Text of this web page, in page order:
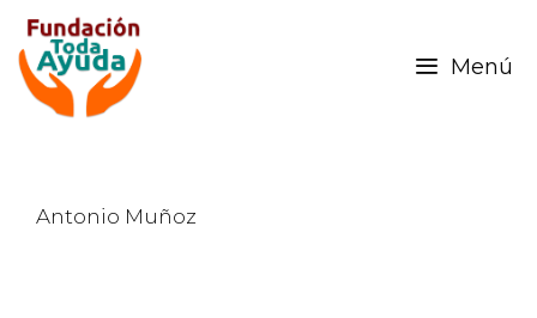
Menú
Antonio Muñoz